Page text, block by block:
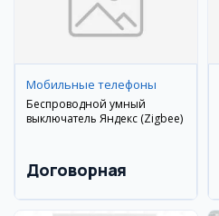
Мобильные телефоны
Беспроводной умный
выключатель Яндекс (Zigbee)
Договорная